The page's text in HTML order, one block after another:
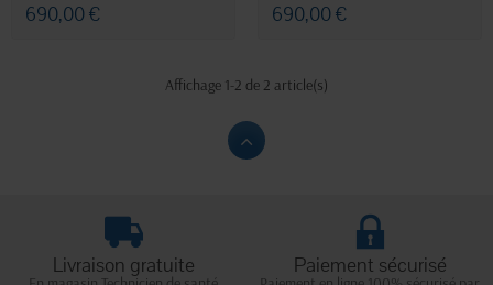
690,00 € 690,00 €
Affichage 1-2 de 2 article(s)
Livraison gratuite Paiement sécurisé